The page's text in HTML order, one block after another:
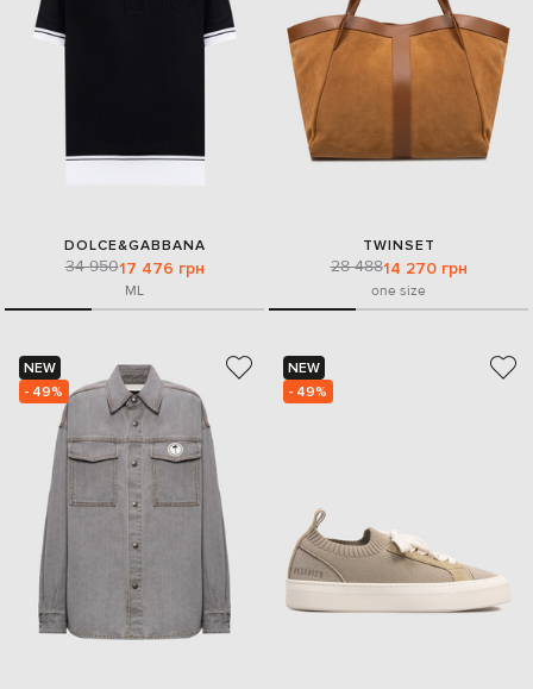
DOLCE&GABBANA
34 95017 476 грн
ML
TWINSET
28 48814 270 грн
one size
NEW
- 49%
NEW
- 49%